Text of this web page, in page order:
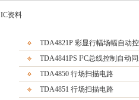
IC资料
TDA4821P 彩显行幅场幅自动
TDA4841PS I²C总线控制自动
TDA4850 行场扫描电路
TDA4851 行场扫描电路